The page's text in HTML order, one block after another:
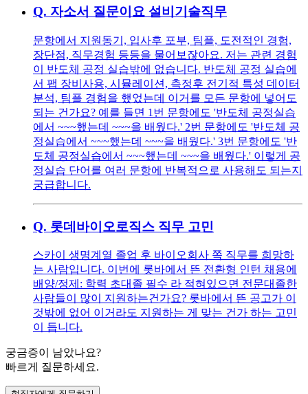
Q. 자소서 질문이요 설비기술직무
문항에서 지원동기, 입사후 포부, 팀플, 도전적인 경험,
장단점, 직무경험 등등을 물어보잖아요. 저는 관련 경험
이 반도체 공정 실습밖에 없습니다. 반도체 공정 실습에
서 팹 장비사용, 시뮬레이션, 측정후 전기적 특성 데이터
분석, 팀플 경험을 했었는데 이거를 모든 문항에 넣어도
되는 건가요? 예를 들면 1번 문항에도 '반도체 공정실습
에서 ~~~했는데 ~~~을 배웠다.' 2번 문항에도 '반도체 공
정실습에서 ~~~했는데 ~~~을 배웠다.' 3번 문항에도 '반
도체 공정실습에서 ~~~했는데 ~~~을 배웠다.' 이렇게 공
정실습 단어를 여러 문항에 반복적으로 사용해도 되는지
궁급합니다.
Q. 롯데바이오로직스 직무 고민
스카이 생명계열 졸업 후 바이오회사 쪽 직무를 희망하
는 사람입니다. 이번에 롯바에서 뜬 전환형 인턴 채용에
배양/정제: 학력 초대졸 필수 라 적혀있으면 전문대졸한
사람들이 많이 지원하는건가요? 롯바에서 뜬 공고가 이
것밖에 없어 이거라도 지원하는 게 맞는 건가 하는 고민
이 듭니다.
궁금증이 남았나요?
빠르게 질문하세요.